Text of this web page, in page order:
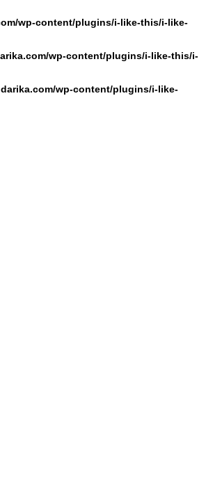
wp-content/plugins/i-like-this/i-like-
wp-content/plugins/i-like-this/i-
wp-content/plugins/i-like-